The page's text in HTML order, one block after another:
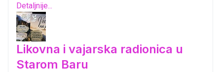
Detaljnije...
Likovna i vajarska radionica u
Starom Baru